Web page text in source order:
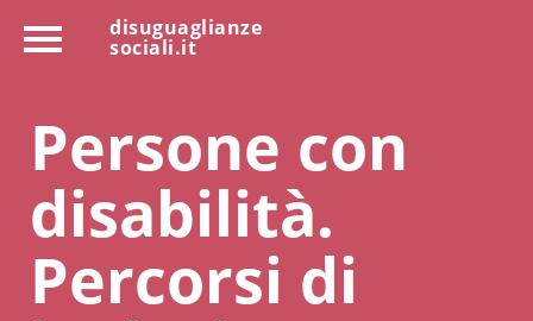
disuguaglianze
sociali.it
Persone con
disabilità.
Percorsi di